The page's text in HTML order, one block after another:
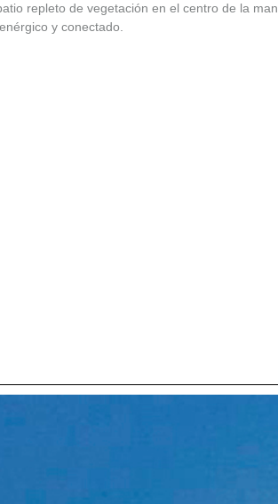
repleto de vegetación en el centro de la
y conectado.